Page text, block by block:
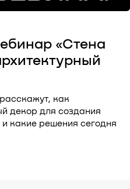
«Стена
как
декор для создания
какие решения сегодня